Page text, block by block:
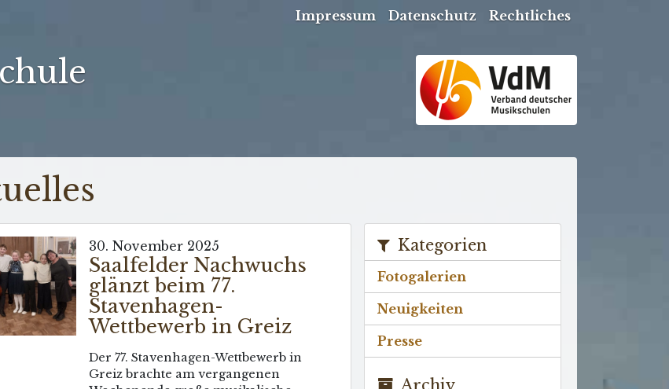
Impressum Datenschutz Rechtliches
30. November 2025
Saalfelder Nachwuchs
glänzt beim 77.
Stavenhagen-
Wettbewerb in Greiz
Der 77. Stavenhagen-Wettbewerb in
Greiz brachte am vergangenen
Kategorien
Fotogalerien
Neuigkeiten
Presse
Archiv